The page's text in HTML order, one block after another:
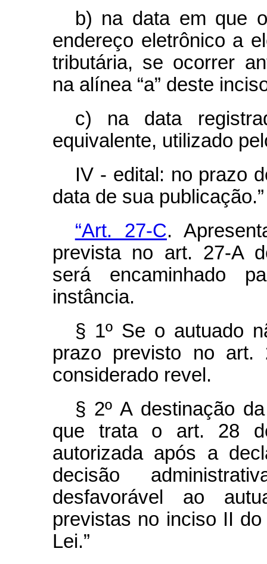
b) na data em que
endereço eletrônico a
tributária, se ocorrer
na alínea “a” deste
c) na data
equivalente, utilizado
IV - edital: no prazo
data de sua publicação.”
“Art. 27-C.
prevista no art. 27-A
será encaminhado
instância.
§ 1º Se o autuado
prazo previsto no art.
considerado revel.
§ 2º A destinação
que trata o art. 28
autorizada após a
decisão
desfavorável ao
previstas no inciso II
Lei.”